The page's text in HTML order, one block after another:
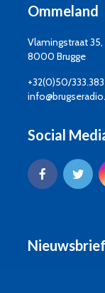
Ommeland
Vlamingstraat 35,
8000 Brugge
+32(0)50/333.383
Social
Nieuwsbrief